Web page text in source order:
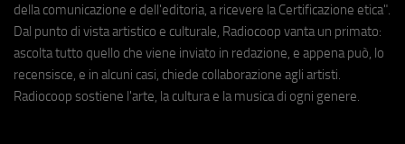
della comunicazione e dell'editoria, a ricevere la Certificazione etica".
Dal punto di vista artistico e culturale, Radiocoop vanta un primato:
ascolta tutto quello che viene inviato in redazione, e appena può, lo
recensisce, e in alcuni casi, chiede collaborazione agli artisti.
Radiocoop sostiene l'arte, la cultura e la musica di ogni genere.